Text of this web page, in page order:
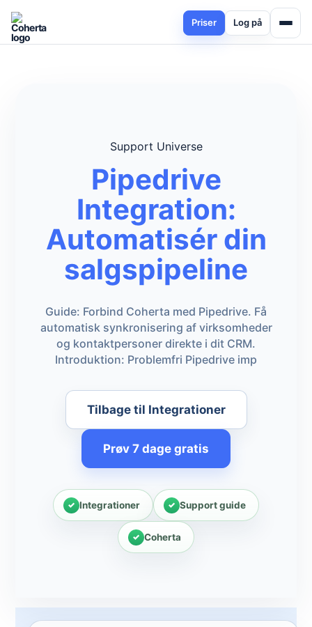
Priser Log på
Support Universe
Pipedrive
Integration:
Automatisér din
salgspipeline
Guide: Forbind Coherta med Pipedrive. Få
automatisk synkronisering af virksomheder
og kontaktpersoner direkte i dit CRM.
Introduktion: Problemfri Pipedrive imp
Tilbage til Integrationer
Prøv 7 dage gratis
Integrationer Support guide
Coherta